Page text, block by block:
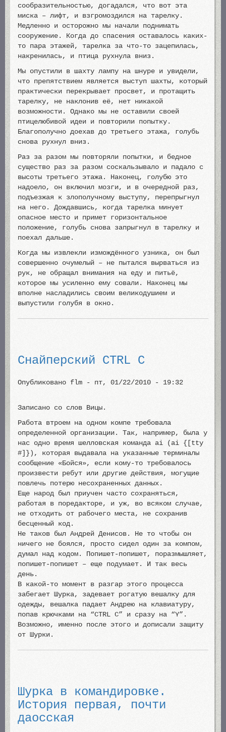
сообразительностью, догадался, что вот эта
миска – лифт, и взгромоздился на тарелку.
Медленно и осторожно мы начали поднимать
сооружение. Когда до спасения оставалось каких-
то пара этажей, тарелка за что-то зацепилась,
накренилась, и птица рухнула вниз.
Мы опустили в шахту лампу на шнуре и увидели,
что препятствием является выступ шахты, который
практически перекрывает просвет, и протащить
тарелку, не наклонив её, нет никакой
возможности. Однако мы не оставили своей
птицелюбивой идеи и повторили попытку.
Благополучно доехав до третьего этажа, голубь
снова рухнул вниз.
Раз за разом мы повторяли попытки, и бедное
существо раз за разом соскальзывало и падало с
высоты третьего этажа. Наконец, голубю это
надоело, он включил мозги, и в очередной раз,
подъезжая к злополучному выступу, перепрыгнул
на него. Дождавшись, когда тарелка минует
опасное место и примет горизонтальное
положение, голубь снова запрыгнул в тарелку и
поехал дальше.
Когда мы извлекли измождённого узника, он был
совершенно очумелый – не пытался вырваться из
рук, не обращал внимания на еду и питьё,
которое мы усиленно ему совали. Наконец мы
вполне насладились своим великодушием и
выпустили голубя в окно.
Снайперский CTRL C
Опубликовано flm - пт, 01/22/2010 - 19:32
Записано со слов Вицы.
Работа втроем на одном компе требовала
определенной организации. Так, например, была у
нас одно время шелловская команда ai (ai {[tty
#]}), которая выдавала на указанные терминалы
сообщение «Бойся», если кому-то требовалось
произвести ребут или другие действия, могущие
повлечь потерю несохраненных данных.
Еще народ был приучен часто сохраняться,
работая в поредакторе, и уж, во всяком случае,
не отходить от рабочего места, не сохранив
бесценный код.
Не таков был Андрей Денисов. Не то чтобы он
ничего не боялся, просто сидел один за компом,
думал над кодом. Попишет-попишет, поразмышляет,
попишет-попишет – еще подумает. И так весь
день.
В какой-то момент в разгар этого процесса
забегает Шурка, задевает рогатую вешалку для
одежды, вешалка падает Андрею на клавиатуру,
попав крючками на “CTRL C” и сразу на “Y”.
Возможно, именно после этого и дописали защиту
от Шурки.
Шурка в командировке.
История первая, почти
даосская